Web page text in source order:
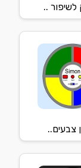
..
צבעים..